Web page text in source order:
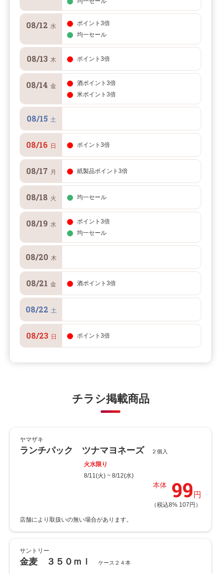
08/12 水
ポイント3倍
均一セール
08/13 木 ポイント3倍
08/14 金
酒ポイント3倍
米ポイント3倍
08/15 土
08/16 日 ポイント3倍
08/17 月 紙製品ポイント3倍
08/18 火 均一セール
08/19 水
ポイント3倍
均一セール
08/20 木
08/21 金 酒ポイント3倍
08/22 土
08/23 日 ポイント3倍
チラシ掲載商品
ヤマザキ
ランチパック ツナマヨネーズ ２個入
火水限り
8/11(火) ~ 8/12(水)
本体 99 円
（税込8% 107円）
サントリー
金麦 ３５０ｍｌ ケース２４本